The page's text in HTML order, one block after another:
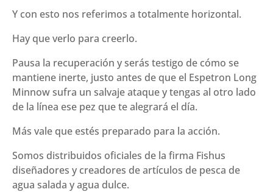
Y con esto nos referimos a totalmente horizontal.
Hay que verlo para creerlo.
Pausa la recuperación y serás testigo de cómo se
mantiene inerte, justo antes de que el Espetron Long
Minnow sufra un salvaje ataque y tengas al otro lado
de la línea ese pez que te alegrará el día.
Más vale que estés preparado para la acción.
Somos distribuidos oficiales de la firma Fishus
diseñadores y creadores de artículos de pesca de
agua salada y agua dulce.